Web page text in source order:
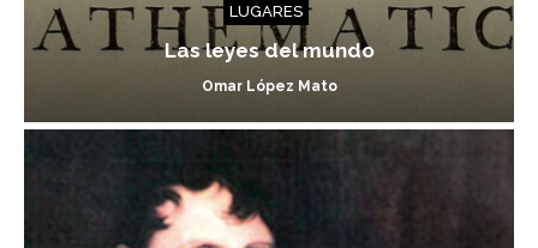
LUGARES
Las leyes del mundo
Omar López Mato